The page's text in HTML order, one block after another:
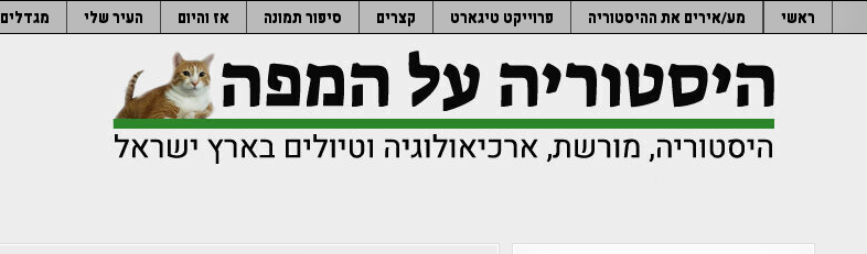
to
ראשי מע/אירים את ההיסטוריה פרוייקט טיגארט קצרים סיפור תמונה אז והיום העיר שלי מגדלים